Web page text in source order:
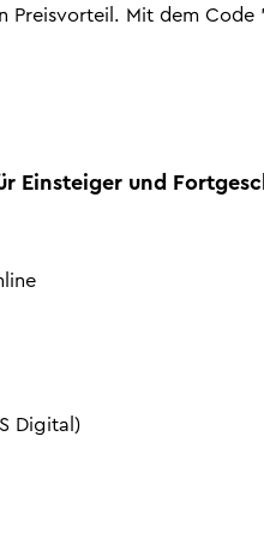
Preisvorteil. Mit dem Code
Einsteiger und
Digital)